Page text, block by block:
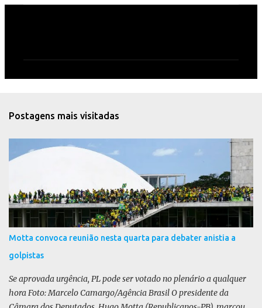
á
r
i
Postagens mais visitadas
Motta convoca reunião nesta quarta para debater anistia a
golpistas
Se aprovada urgência, PL pode ser votado no plenário a qualquer
hora Foto: Marcelo Camargo/Agência Brasil O presidente da